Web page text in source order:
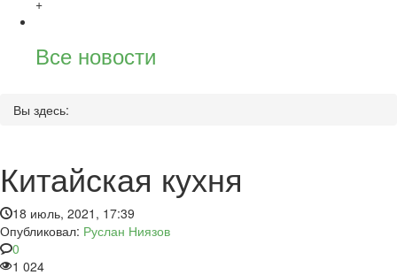
+
Все новости
Вы здесь:
Китайская кухня
18 июль, 2021, 17:39
Опубликовал: Руслан Ниязов
0
1 024